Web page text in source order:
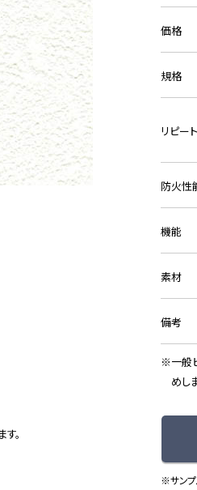
。
価格
規格
リピート
防火性
機能
素材
備考
一般
めし
※サンプ